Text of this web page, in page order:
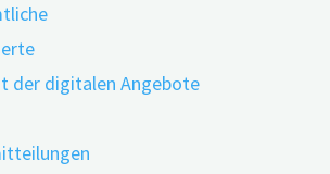
der digitalen Angebote
in diesem Zusammenhang den
Anforderungen im Beruf
Können sich hohe kognitive
Berufsleben positiv auf das
späteren Alter auswirken?